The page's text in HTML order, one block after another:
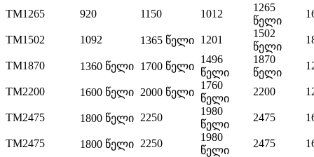
TM1265
920 1150 1012
1265
წელი
TM1502 1092 1365 წელი 1201
1502
წელი
TM1870 1360 წელი 1700 წელი
1496
წელი
1870
წელი
TM2200 1600 წელი 2000 წელი
1760
წელი
2200
TM2475 1800 წელი 2250
1980
წელი
2475
TM2475 1800 წელი 2250
1980
წელი
2475